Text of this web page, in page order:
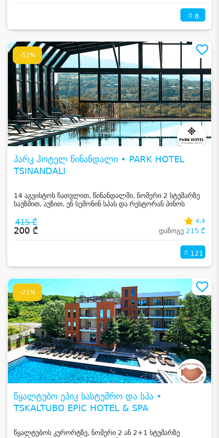
8
-52%
პარკ ჰოტელ წინანდალი • PARK HOTEL
TSINANDALI
14 აგვისტოს ჩათვლით, წინანდალში, ნომერი 2 სტუმარზე
საუზმით, აუზით, ენ სემონინ სპას და რესტორან პინოს
415 ₾
200 ₾
4.4
დაზოგე 215 ₾
121
-21%
წყალტუბო ეპიკ სასტუმრო და სპა •
TSKALTUBO EPIC HOTEL & SPA
წყალტუბოს კურორტზე, ნომერი 2 ან 2+1 სტუმარზე